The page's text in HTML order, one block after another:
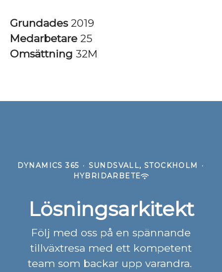
Grundades 2019
Medarbetare 25
Omsättning 32M
DYNAMICS 365 · SUNDSVALL, STOCKHOLM
·
HYBRIDARBETE
Lösningsarkitekt
Följ med oss på en spännande
tillväxtresa med ett kompetent
team som backar upp varandra.